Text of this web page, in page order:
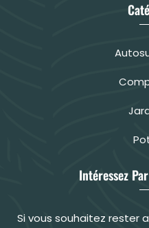
Intéressez
Si vous souhaitez rester